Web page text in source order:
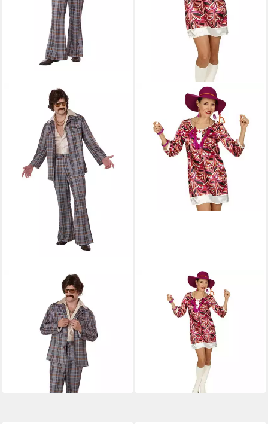
Kostüm 70er Jahre Macker
Kostüm, Mit diesem Leisure
Suit kannst Du ordentlich den
Larry machen!
ab 59,99 € UVP74,99 €
lieferbar - in 2-3 Werktagen bei dir
ANDREA-MODEN
Kostüm 70er Jahre Retro
Kostümkleid Brigitte, Buntes
lieferbar - in 2-3 Werktagen bei dir